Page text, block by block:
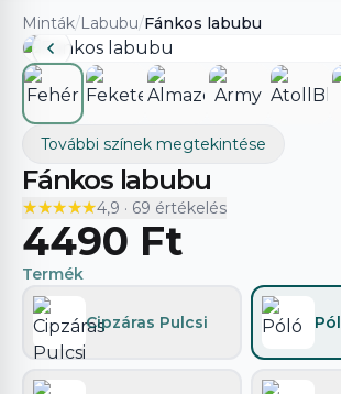
Általános szerződési feltételek
Adatvédelmi nyilatkozat
Minták/Labubu/Fánkos labubu
További színek megtekintése
Fánkos labubu
★★★★★
★★★★★4,9 · 69 értékelés
4490 Ft
Termék
Cipzáras Pulcsi